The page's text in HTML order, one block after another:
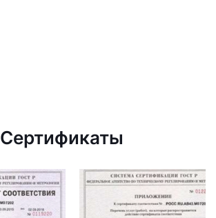
Сертификаты